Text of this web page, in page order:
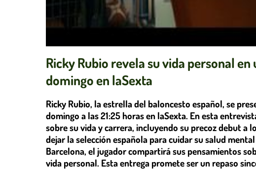
Ricky Rubio revela su vida personal
domingo en laSexta
Ricky Rubio, la estrella del baloncesto español, se
domingo a las 21:25 horas en laSexta. En esta
sobre su vida y carrera, incluyendo su precoz debut a
dejar la selección española para cuidar su salud
Barcelona, el jugador compartirá sus pensamientos
vida personal. Esta entrega promete ser un repaso